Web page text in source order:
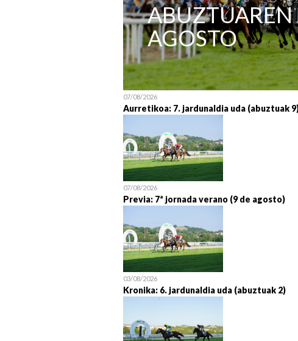
ABUZTUAREN
AGOSTO
07/08/2026
Aurretikoa: 7. jardunaldia uda (abuztuak
07/08/2026
Previa: 7ª jornada verano (9 de agosto)
03/08/2026
Kronika: 6. jardunaldia uda (abuztuak 2)